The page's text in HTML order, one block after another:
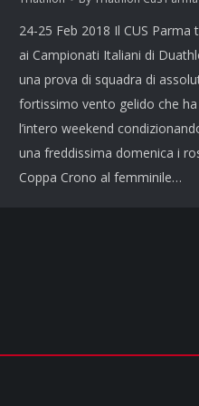
24-25 Feb 2018 Il CUS
ai Campionati Italiani di
una prova di squadra di
fortissimo vento gelido che
l’intero weekend
una freddissima domenica i
Coppa Crono al femminile…